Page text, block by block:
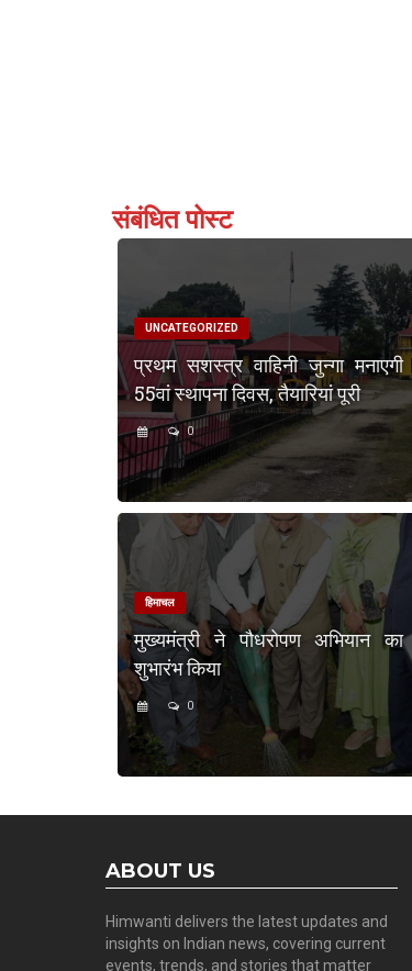
संबंधित पोस्ट
UNCATEGORIZED
प्रथम सशस्त्र वाहिनी जुन्गा मनाएगी
55वां स्थापना दिवस, तैयारियां पूरी
0
हिमाचल
मुख्यमंत्री ने पौधरोपण अभियान का
शुभारंभ किया
0
ABOUT US
Himwanti delivers the latest updates and
insights on Indian news, covering current
events, trends, and stories that matter